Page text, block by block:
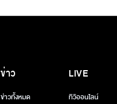
ข่าว
ข่าวทั้งหมด
LIVE
ทีวีออนไลน์